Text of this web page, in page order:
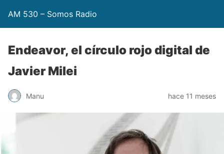
AM 530 – Somos Radio
Endeavor, el círculo rojo digital de
Javier Milei
Manu hace 11 meses